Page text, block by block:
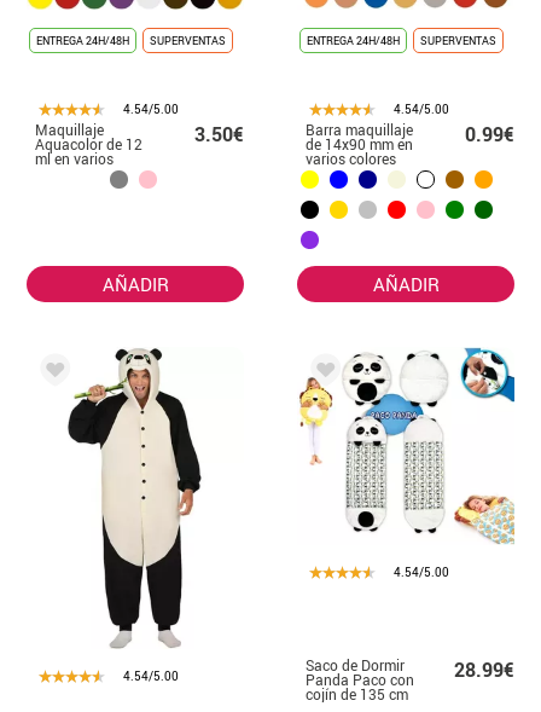
ENTREGA 24H/48H SUPERVENTAS
4.54/5.00
Maquillaje
Aquacolor de 12
ml en varios
3.50€
AÑADIR
ENTREGA 24H/48H SUPERVENTAS
4.54/5.00
Barra maquillaje
de 14x90 mm en
varios colores
0.99€
AÑADIR
4.54/5.00
4.54/5.00
Saco de Dormir
Panda Paco con
cojín de 135 cm
28.99€